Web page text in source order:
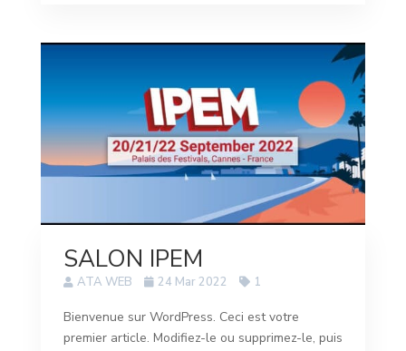
SALON IPEM
ATA WEB 24 Mar 2022 1
Bienvenue sur WordPress. Ceci est votre
premier article. Modifiez-le ou supprimez-le, puis